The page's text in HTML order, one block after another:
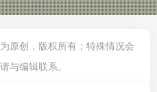
原创，版权所有；特殊情况会
与编辑联系。